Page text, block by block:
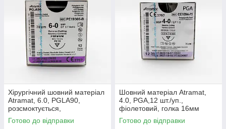
Хірургічний шовний матеріал
Atramat, 6.0, PGLA90,
розсмоктується,
незабарвлений, 12 шт./уп.,
голка 19мм
Готово до відправки
Шовний матеріал Atramat,
4.0, PGA,12 шт./уп.,
фіолетовий, голка 16мм
Готово до відправки